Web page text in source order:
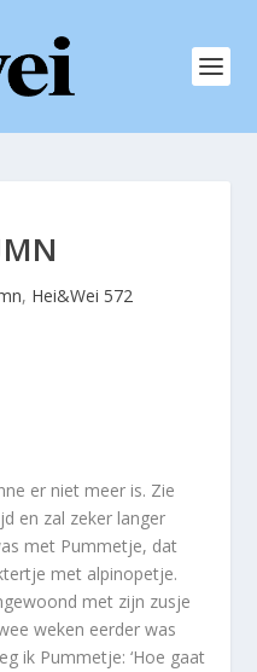
, Hei&Wei 572
er niet meer is. Zie
en zal zeker langer
met Pummetje, dat
met alpinopetje.
met zijn zusje
weken eerder was
ik Pummetje: ‘Hoe gaat